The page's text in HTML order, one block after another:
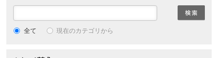
全て 現在のカテゴリから